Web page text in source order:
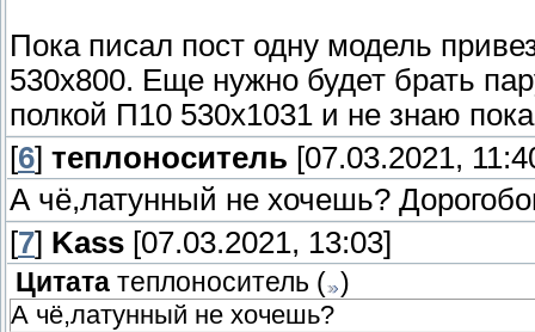
Пока писал пост одну модель
530x800. Еще нужно будет брать
полкой П10 530x1031 и не знаю
[6] теплоноситель [07.03.2021,
А чё,латунный не хочешь?
[7] Kass [07.03.2021, 13:03]
Цитата теплоноситель ( )
А чё,латунный не хочешь?